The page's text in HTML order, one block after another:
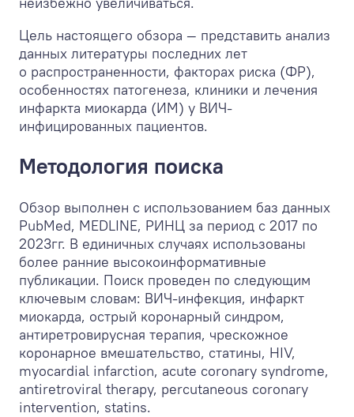
Цель настоящего обзора — представить анализ
данных литературы последних лет
о распространенности, факторах риска (ФР),
особенностях патогенеза, клиники и лечения
инфаркта миокарда (ИМ) у ВИЧ-
инфицированных пациентов.
Методология поиска
Обзор выполнен с использованием баз данных
PubMed, MEDLINE, РИНЦ за период c 2017 по
2023гг. В единичных случаях использованы
более ранние высокоинформативные
публикации. Поиск проведен по следующим
ключевым словам: ВИЧ-инфекция, инфаркт
миокарда, острый коронарный синдром,
антиретровирусная терапия, чрескожное
коронарное вмешательство, статины, HIV,
myocardial infarction, acute coronary syndrome,
antiretroviral therapy, percutaneous coronary
intervention, statins.